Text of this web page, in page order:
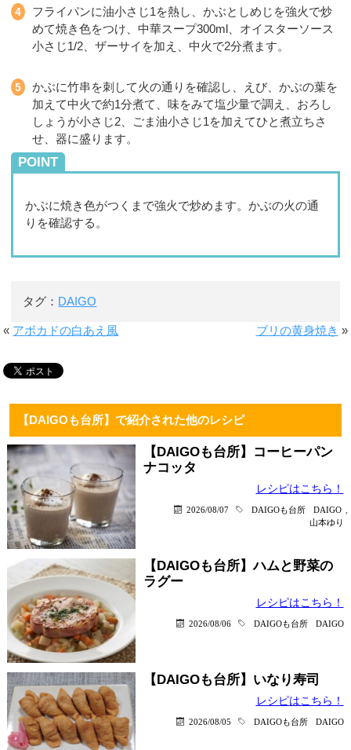
フライパンに油小さじ1を熱し、かぶとしめじを強火で炒
めて焼き色をつけ、中華スープ300ml、オイスターソース
小さじ1/2、ザーサイを加え、中火で2分煮ます。
かぶに竹串を刺して火の通りを確認し、えび、かぶの葉を
加えて中火で約1分煮て、味をみて塩少量で調え、おろし
しょうが小さじ2、ごま油小さじ1を加えてひと煮立ちさ
せ、器に盛ります。
POINT
かぶに焼き色がつくまで強火で炒めます。かぶの火の通
りを確認する。
タグ： DAIGO
« アボカドの白あえ風 ブリの黄身焼き »
【DAIGOも台所】で紹介された他のレシピ
【DAIGOも台所】コーヒーパン
ナコッタ
レシピはこちら！
2026/08/07 DAIGOも台所 DAIGO
山本ゆり
【DAIGOも台所】ハムと野菜の
ラグー
レシピはこちら！
2026/08/06 DAIGOも台所 DAIGO
【DAIGOも台所】いなり寿司
レシピはこちら！
2026/08/05 DAIGOも台所 DAIGO